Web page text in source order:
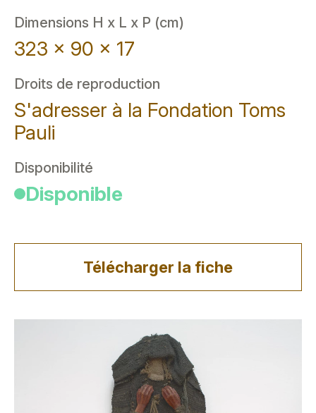
Dimensions H x L x P (cm)
323 x 90 x 17
Droits de reproduction
S'adresser à la Fondation Toms
Pauli
Disponibilité
Disponible
Télécharger la fiche